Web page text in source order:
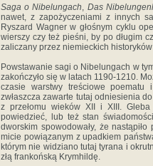
Saga o Nibelungach, Das
nawet, z zapożyczeniami z innych
Ryszard Wagner w głośnym cyklu
wierszy czy też pieśni, by po długim
zaliczany przez niemieckich
Powstawanie sagi o Nibelungach w
zakończyło się w latach 1190-1210.
czasie warstwy treściowe
zwłaszcza zawarte tutaj odniesienia
z przełomu wieków XII i XIII.
powiedzieć, lub też stan
dworskim spowodowały, że
micie powiązanym z upadkiem
którym nie widziano tutaj tyrana i
złą frankońską Krymhildę.